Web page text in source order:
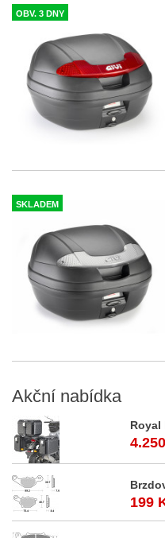
OBV. 3 DNY
SKLADEM
Akční nabídka
Royal
199